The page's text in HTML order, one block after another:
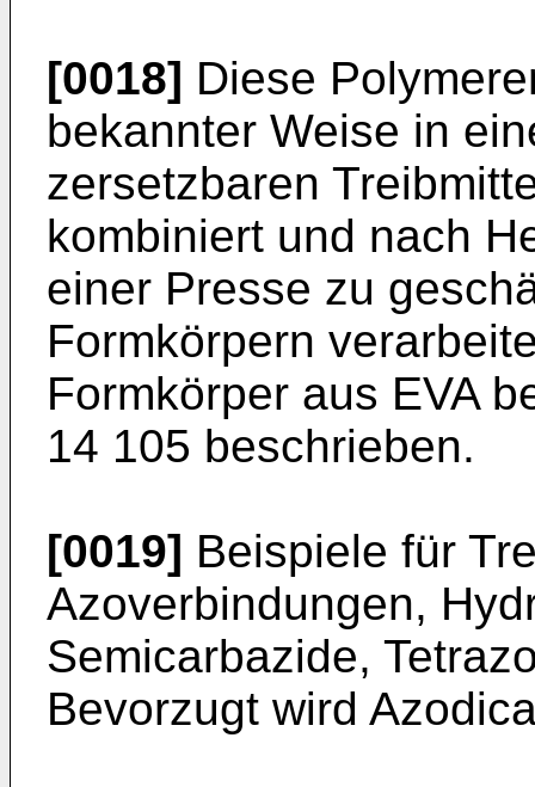
[0018] Diese
bekannter Weise in
zersetzbaren
kombiniert und nach
einer Presse zu
Formkörpern
Formkörper aus EVA
14 105 beschrieben.
[0019] Beispiele für
Azoverbindungen,
Semicarbazide,
Bevorzugt wird